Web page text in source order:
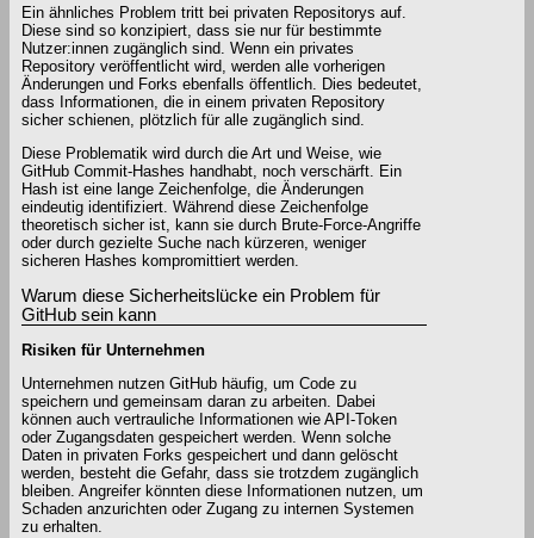
Ein ähnliches Problem tritt bei privaten Repositorys auf.
Diese sind so konzipiert, dass sie nur für bestimmte
Nutzer:innen zugänglich sind. Wenn ein privates
Repository veröffentlicht wird, werden alle vorherigen
Änderungen und Forks ebenfalls öffentlich. Dies bedeutet,
dass Informationen, die in einem privaten Repository
sicher schienen, plötzlich für alle zugänglich sind.
Diese Problematik wird durch die Art und Weise, wie
GitHub Commit-Hashes handhabt, noch verschärft. Ein
Hash ist eine lange Zeichenfolge, die Änderungen
eindeutig identifiziert. Während diese Zeichenfolge
theoretisch sicher ist, kann sie durch Brute-Force-Angriffe
oder durch gezielte Suche nach kürzeren, weniger
sicheren Hashes kompromittiert werden.
Warum diese Sicherheitslücke ein Problem für
GitHub sein kann
Risiken für Unternehmen
Unternehmen nutzen GitHub häufig, um Code zu
speichern und gemeinsam daran zu arbeiten. Dabei
können auch vertrauliche Informationen wie API-Token
oder Zugangsdaten gespeichert werden. Wenn solche
Daten in privaten Forks gespeichert und dann gelöscht
werden, besteht die Gefahr, dass sie trotzdem zugänglich
bleiben. Angreifer könnten diese Informationen nutzen, um
Schaden anzurichten oder Zugang zu internen Systemen
zu erhalten.